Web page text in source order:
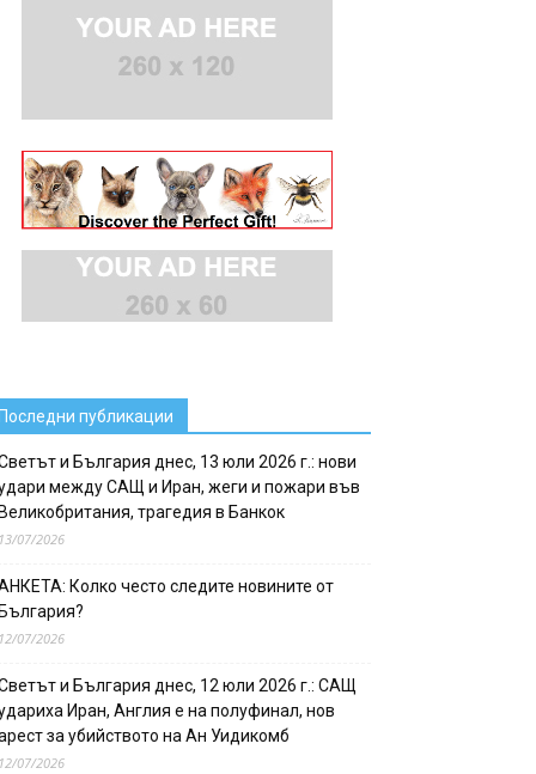
публикации
и България днес, 13 юли 2026 г.: нови
между САЩ и Иран, жеги и пожари във
трагедия в Банкок
07/2026
Колко често следите новините от
07/2026
и България днес, 12 юли 2026 г.: САЩ
Иран, Англия е на полуфинал, нов
за убийството на Ан Уидикомб
07/2026